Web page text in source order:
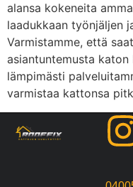
alansa kokeneita
laadukkaan työnjäljen
Varmistamme, että
asiantuntemusta
lämpimästi
varmistaa kattonsa